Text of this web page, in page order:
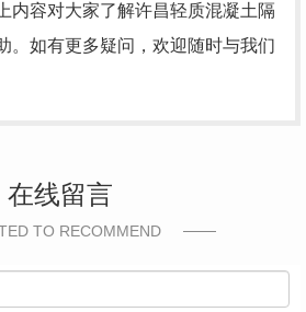
内容对大家了解许昌轻质混凝土隔
。如有更多疑问，欢迎随时与我们
在线留言
TO RECOMMEND